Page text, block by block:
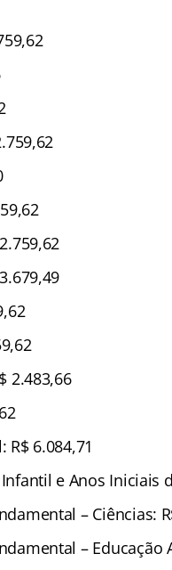
2.483,66
6.084,71
e Anos Iniciais
– Ciências:
– Educação